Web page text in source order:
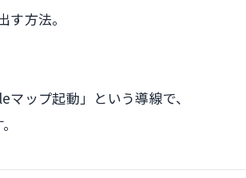
方法。
ップ起動」という導線で、